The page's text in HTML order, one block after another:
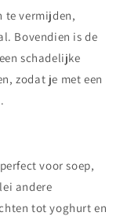
te vermijden,
Bovendien is de
schadelijke
zodat je met een
voor soep,
andere
tot yoghurt en